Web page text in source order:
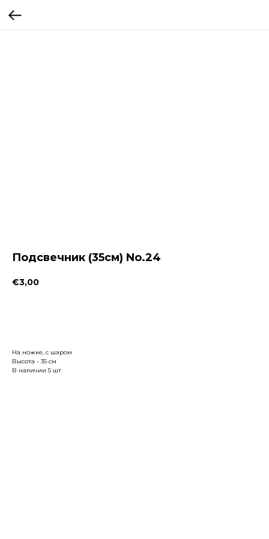
Подсвечник (35см) No.24
€3,00
На ножке, с шаром
Высота - 35 см
В наличии 5 шт